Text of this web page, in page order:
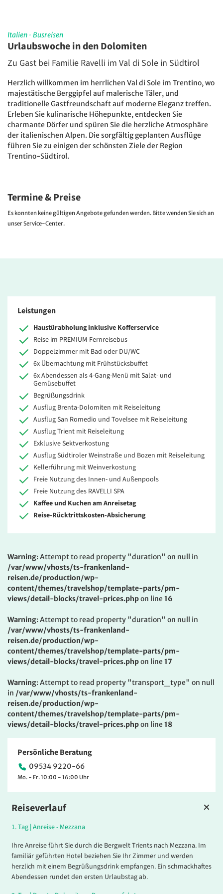
Italien · Busreisen
Urlaubswoche in den Dolomiten
Zu Gast bei Familie Ravelli im Val di Sole in Südtirol
Herzlich willkommen im herrlichen Val di Sole im Trentino, wo
majestätische Berggipfel auf malerische Täler, und
traditionelle Gastfreundschaft auf moderne Eleganz treffen.
Erleben Sie kulinarische Höhepunkte, entdecken Sie
charmante Dörfer und spüren Sie die herzliche Atmosphäre
der italienischen Alpen. Die sorgfältig geplanten Ausflüge
führen Sie zu einigen der schönsten Ziele der Region
Trentino-Südtirol.
Termine & Preise
Es konnten keine gültigen Angebote gefunden werden. Bitte wenden Sie sich an
unser Service-Center.
Reiseverlauf
1.Tag | Anreise - Mezzana
Ihre Anreise führt Sie durch die Bergwelt Trients nach Mezzana. Im
familiär geführten Hotel beziehen Sie Ihr Zimmer und werden
herzlich mit einem Begrüßungsdrink empfangen. Ein schmackhaftes
Abendessen rundet den ersten Urlaubstag ab.
Leistungen
Haustürabholung inklusive Kofferservice
Reise im PREMIUM-Fernreisebus
Doppelzimmer mit Bad oder DU/WC
6x Übernachtung mit Frühstücksbuffet
6x Abendessen als 4-Gang-Menü mit Salat- und
Gemüsebuffet
Begrüßungsdrink
Ausflug Brenta-Dolomiten mit Reiseleitung
Ausflug San Romedio und Tovelsee mit Reiseleitung
Ausflug Trient mit Reiseleitung
Exklusive Sektverkostung
Ausflug Südtiroler Weinstraße und Bozen mit Reiseleitung
Kellerführung mit Weinverkostung
Freie Nutzung des Innen- und Außenpools
Freie Nutzung des RAVELLI SPA
Kaffee und Kuchen am Anreisetag
Reise-Rücktrittskosten-Absicherung
Warning: Attempt to read property "duration" on null in
/var/www/vhosts/ts-frankenland-
reisen.de/production/wp-
content/themes/travelshop/template-parts/pm-
views/detail-blocks/travel-prices.phpon line 16
Warning: Attempt to read property "duration" on null in
/var/www/vhosts/ts-frankenland-
reisen.de/production/wp-
content/themes/travelshop/template-parts/pm-
views/detail-blocks/travel-prices.phpon line 17
Warning: Attempt to read property "transport_type" on null
in /var/www/vhosts/ts-frankenland-
reisen.de/production/wp-
content/themes/travelshop/template-parts/pm-
views/detail-blocks/travel-prices.phpon line 18
Persönliche Beratung
09534 9220-66
Mo. - Fr. 10:00 - 16:00 Uhr